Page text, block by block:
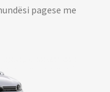
pagese me